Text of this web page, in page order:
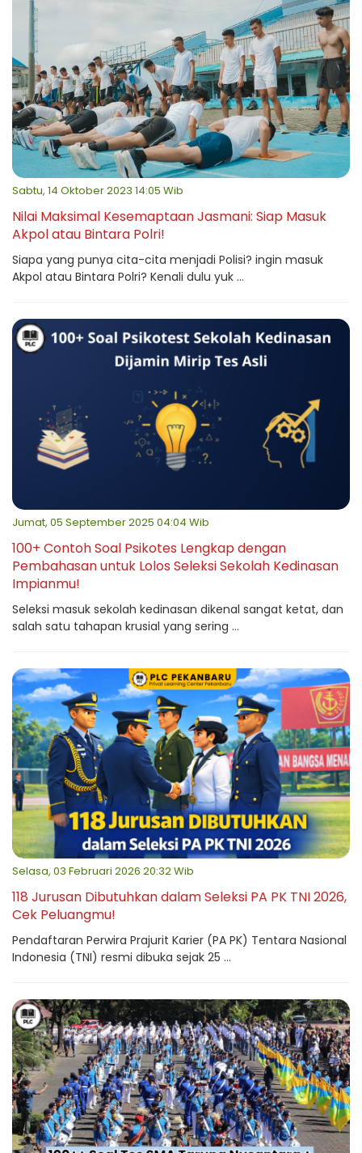
Sabtu, 14 Oktober 2023 14:05 Wib
Nilai Maksimal Kesemaptaan Jasmani: Siap Masuk
Akpol atau Bintara Polri!
Siapa yang punya cita-cita menjadi Polisi? ingin masuk
Akpol atau Bintara Polri? Kenali dulu yuk ...
Jumat, 05 September 2025 04:04 Wib
100+ Contoh Soal Psikotes Lengkap dengan
Pembahasan untuk Lolos Seleksi Sekolah Kedinasan
Impianmu!
Seleksi masuk sekolah kedinasan dikenal sangat ketat, dan
salah satu tahapan krusial yang sering ...
Selasa, 03 Februari 2026 20:32 Wib
118 Jurusan Dibutuhkan dalam Seleksi PA PK TNI 2026,
Cek Peluangmu!
Pendaftaran Perwira Prajurit Karier (PA PK) Tentara Nasional
Indonesia (TNI) resmi dibuka sejak 25 ...